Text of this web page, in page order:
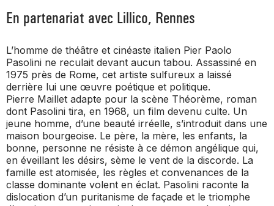
En partenariat avec Lillico, Rennes
L’homme de théâtre et cinéaste italien Pier Paolo
Pasolini ne reculait devant aucun tabou. Assassiné en
1975 près de Rome, cet artiste sulfureux a laissé
derrière lui une œuvre poétique et politique.
Pierre Maillet adapte pour la scène Théorème, roman
dont Pasolini tira, en 1968, un film devenu culte. Un
jeune homme, d’une beauté irréelle, s’introduit dans une
maison bourgeoise. Le père, la mère, les enfants, la
bonne, personne ne résiste à ce démon angélique qui,
en éveillant les désirs, sème le vent de la discorde. La
famille est atomisée, les règles et convenances de la
classe dominante volent en éclat. Pasolini raconte la
dislocation d’un puritanisme de façade et le triomphe